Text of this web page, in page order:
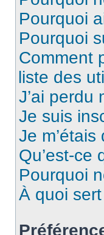
Pourquoi
Pourquoi
Comment
liste des
J’ai perdu
Je suis
Je
Qu’est-ce
Pourquoi
À quoi